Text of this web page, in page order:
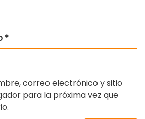
*
correo electrónico y sitio
para la próxima vez que